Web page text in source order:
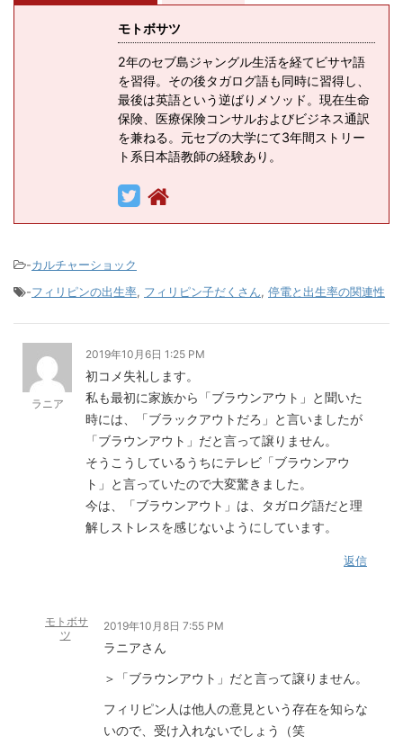
モトボサツ
2年のセブ島ジャングル生活を経てビサヤ語
を習得。その後タガログ語も同時に習得し、
最後は英語という逆ばりメソッド。現在生命
保険、医療保険コンサルおよびビジネス通訳
を兼ねる。元セブの大学にて3年間ストリー
ト系日本語教師の経験あり。
-カルチャーショック
-フィリピンの出生率, フィリピン子だくさん, 停電と出生率の関連性
ラニア
2019年10月6日 1:25 PM
初コメ失礼します。
私も最初に家族から「ブラウンアウト」と聞いた
時には、「ブラックアウトだろ」と言いましたが
「ブラウンアウト」だと言って譲りません。
そうこうしているうちにテレビ「ブラウンアウ
ト」と言っていたので大変驚きました。
今は、「ブラウンアウト」は、タガログ語だと理
解しストレスを感じないようにしています。
返信
モトボサ
ツ
2019年10月8日 7:55 PM
ラニアさん
＞「ブラウンアウト」だと言って譲りません。
フィリピン人は他人の意見という存在を知らな
いので、受け入れないでしょう（笑